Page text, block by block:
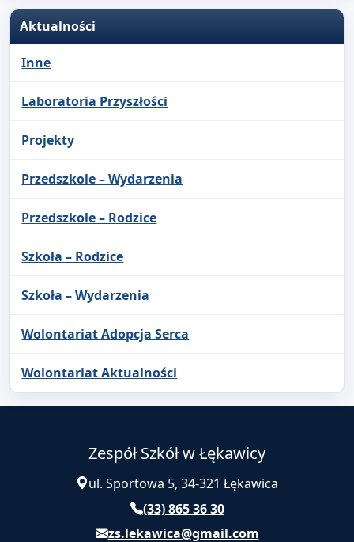
Aktualności
Inne
Laboratoria Przyszłości
Projekty
Przedszkole – Wydarzenia
Przedszkole – Rodzice
Szkoła – Rodzice
Szkoła – Wydarzenia
Wolontariat Adopcja Serca
Wolontariat Aktualności
Zespół Szkół w Łękawicy
ul. Sportowa 5, 34-321 Łękawica
(33) 865 36 30
zs.lekawica@gmail.com